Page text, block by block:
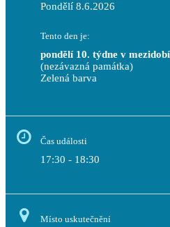
Pondělí 8.6.2026
Tento den je:
pondělí 10. týdne v mezidobí
(nezávazná památka)
Čas události
17:30 - 18:30
Místo uskutečnění